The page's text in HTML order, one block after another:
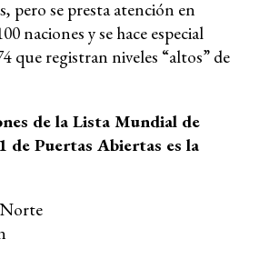
pero se presta atención en
naciones y se hace especial
que registran niveles “altos” de
de la Lista Mundial de
de Puertas Abiertas es la